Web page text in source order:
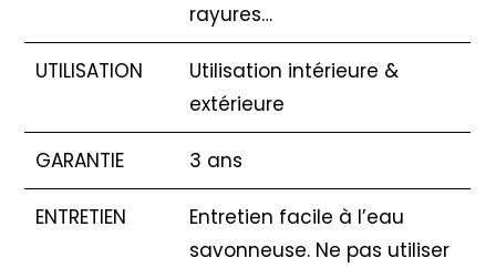
rayures…
UTILISATION
Utilisation intérieure &
extérieure
GARANTIE 3 ans
ENTRETIEN
Entretien facile à l’eau
savonneuse. Ne pas utiliser